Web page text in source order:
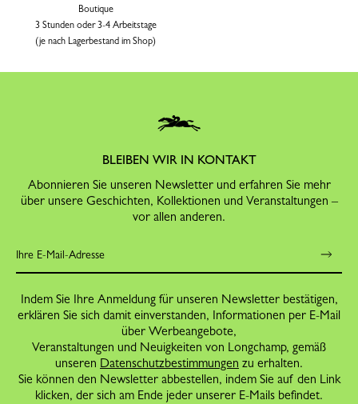
Boutique
3 Stunden oder 3-4 Arbeitstage
(je nach Lagerbestand im Shop)
BLEIBEN WIR IN KONTAKT
Abonnieren Sie unseren Newsletter und erfahren Sie mehr
über unsere Geschichten, Kollektionen und Veranstaltungen –
vor allen anderen.
Indem Sie Ihre Anmeldung für unseren Newsletter bestätigen,
erklären Sie sich damit einverstanden, Informationen per E-Mail
über Werbeangebote,
Veranstaltungen und Neuigkeiten von Longchamp, gemäß
unseren Datenschutzbestimmungen zu erhalten.
Sie können den Newsletter abbestellen, indem Sie auf den Link
klicken, der sich am Ende jeder unserer E-Mails befindet.